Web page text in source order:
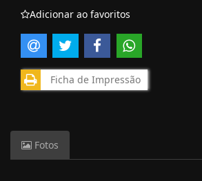
Adicionar ao favoritos
Ficha de Impressão
Fotos